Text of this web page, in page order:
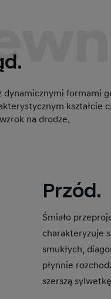
formami
kształcie
na drodze.
Przód.
Śmiało
charakteryzuje
smukłych,
płynnie
szerszą